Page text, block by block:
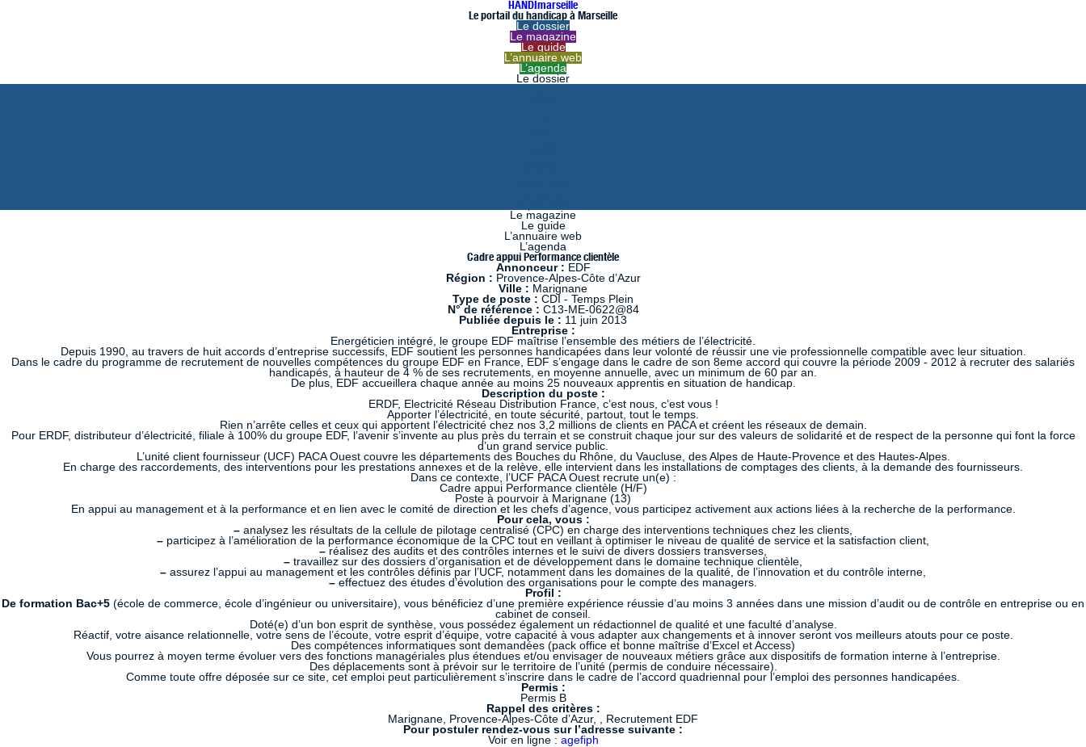
HANDImarseille
Le portail du handicap à Marseille
Le dossier
Le magazine
Le guide
L’annuaire web
L’agenda
Le dossier
Le magazine
Le guide
L’annuaire web
L’agenda
Cadre appui Performance clientèle
Annonceur : EDF
Région : Provence-Alpes-Côte d’Azur
Ville : Marignane
Type de poste : CDI - Temps Plein
N° de référence : C13-ME-0622@84
Publiée depuis le : 11 juin 2013
Entreprise :
Energéticien intégré, le groupe EDF maîtrise l’ensemble des métiers de l’électricité.
Depuis 1990, au travers de huit accords d’entreprise successifs, EDF soutient les personnes handicapées dans leur volonté de réussir une vie professionnelle compatible avec leur situation.
Dans le cadre du programme de recrutement de nouvelles compétences du groupe EDF en France, EDF s’engage dans le cadre de son 8eme accord qui couvre la période 2009 - 2012 à recruter des salariés
handicapés, à hauteur de 4 % de ses recrutements, en moyenne annuelle, avec un minimum de 60 par an.
De plus, EDF accueillera chaque année au moins 25 nouveaux apprentis en situation de handicap.
Description du poste :
ERDF, Electricité Réseau Distribution France, c’est nous, c’est vous !
Apporter l’électricité, en toute sécurité, partout, tout le temps.
Rien n’arrête celles et ceux qui apportent l’électricité chez nos 3,2 millions de clients en PACA et créent les réseaux de demain.
Pour ERDF, distributeur d’électricité, filiale à 100% du groupe EDF, l’avenir s’invente au plus près du terrain et se construit chaque jour sur des valeurs de solidarité et de respect de la personne qui font la force
d’un grand service public.
L’unité client fournisseur (UCF) PACA Ouest couvre les départements des Bouches du Rhône, du Vaucluse, des Alpes de Haute-Provence et des Hautes-Alpes.
En charge des raccordements, des interventions pour les prestations annexes et de la relève, elle intervient dans les installations de comptages des clients, à la demande des fournisseurs.
Dans ce contexte, l’UCF PACA Ouest recrute un(e) :
Cadre appui Performance clientèle (H/F)
Poste à pourvoir à Marignane (13)
En appui au management et à la performance et en lien avec le comité de direction et les chefs d’agence, vous participez activement aux actions liées à la recherche de la performance.
Pour cela, vous :
– analysez les résultats de la cellule de pilotage centralisé (CPC) en charge des interventions techniques chez les clients,
– participez à l’amélioration de la performance économique de la CPC tout en veillant à optimiser le niveau de qualité de service et la satisfaction client,
– réalisez des audits et des contrôles internes et le suivi de divers dossiers transverses,
– travaillez sur des dossiers d’organisation et de développement dans le domaine technique clientèle,
– assurez l’appui au management et les contrôles définis par l’UCF, notamment dans les domaines de la qualité, de l’innovation et du contrôle interne,
– effectuez des études d’évolution des organisations pour le compte des managers.
Profil :
De formation Bac+5 (école de commerce, école d’ingénieur ou universitaire), vous bénéficiez d’une première expérience réussie d’au moins 3 années dans une mission d’audit ou de contrôle en entreprise ou en
cabinet de conseil.
Doté(e) d’un bon esprit de synthèse, vous possédez également un rédactionnel de qualité et une faculté d’analyse.
Réactif, votre aisance relationnelle, votre sens de l’écoute, votre esprit d’équipe, votre capacité à vous adapter aux changements et à innover seront vos meilleurs atouts pour ce poste.
Des compétences informatiques sont demandées (pack office et bonne maîtrise d’Excel et Access)
Vous pourrez à moyen terme évoluer vers des fonctions managériales plus étendues et/ou envisager de nouveaux métiers grâce aux dispositifs de formation interne à l’entreprise.
Des déplacements sont à prévoir sur le territoire de l’unité (permis de conduire nécessaire).
Comme toute offre déposée sur ce site, cet emploi peut particulièrement s’inscrire dans le cadre de l’accord quadriennal pour l’emploi des personnes handicapées.
Permis :
Permis B
Rappel des critères :
Marignane, Provence-Alpes-Côte d’Azur, , Recrutement EDF
Pour postuler rendez-vous sur l’adresse suivante :
Voir en ligne : agefiph